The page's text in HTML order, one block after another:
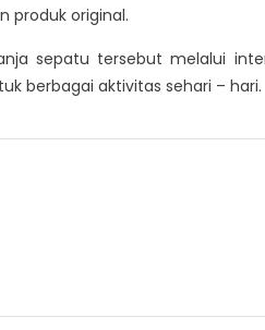
produk original.
sepatu tersebut melalui
berbagai aktivitas sehari – hari.